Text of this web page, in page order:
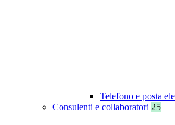
Telefono e posta
Consulenti e collaboratori 25